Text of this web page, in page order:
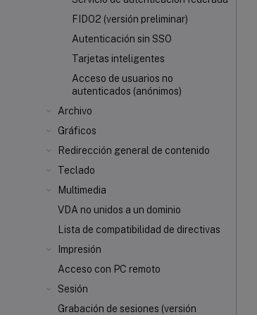
FIDO2 (versión preliminar)
Autenticación sin SSO
Tarjetas inteligentes
Acceso de usuarios no
autenticados (anónimos)
Archivo
Gráficos
Redirección general de contenido
Teclado
Multimedia
VDA no unidos a un dominio
Lista de compatibilidad de directivas
Impresión
Acceso con PC remoto
Sesión
Grabación de sesiones (versión